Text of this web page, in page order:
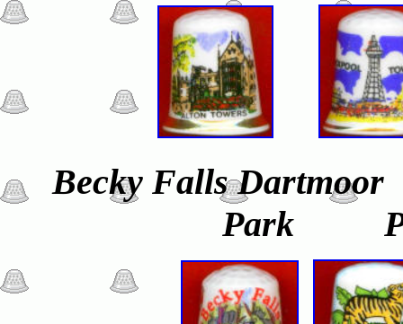
Becky Falls
Park